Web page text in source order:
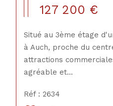
127 200 €
Situé au 3ème étage
à Auch, proche du
attractions
agréable et...
Réf : 2634